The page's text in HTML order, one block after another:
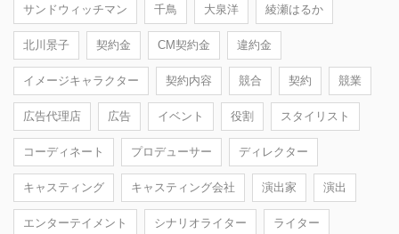
サンドウィッチマン 千鳥 大泉洋 綾瀬はるか
北川景子 契約金 CM契約金 違約金
イメージキャラクター 契約内容 競合 契約 競業
広告代理店 広告 イベント 役割 スタイリスト
コーディネート プロデューサー ディレクター
キャスティング キャスティング会社 演出家 演出
エンターテイメント シナリオライター ライター